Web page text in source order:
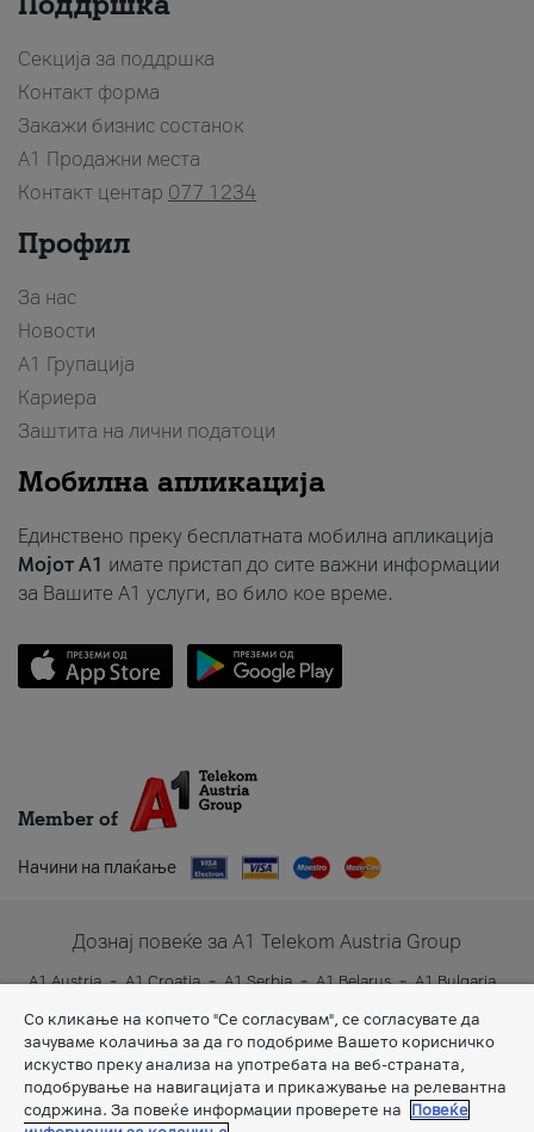
Секција за поддршка
Контакт форма
Закажи бизнис состанок
A1 Продажни места
Контакт центар 077 1234
Профил
За нас
Новости
А1 Групација
Кариера
Заштита на лични податоци
Мобилна апликација
Единствено преку бесплатната мобилна апликација
Мојот A1 имате пристап до сите важни информации
за Вашите A1 услуги, во било кое време.
Member of
Начини на плаќање
Дознај повеќе за A1 Telekom Austria Group
A1 Austria A1 Croatia A1 Serbia A1 Belarus
A1 Bulgaria
Со кликање на копчето "Се согласувам", се согласувате да
зачуваме колачиња за да го подобриме Вашето корисничко
искуство преку анализа на употребата на веб-страната,
подобрување на навигацијата и прикажување на релевантна
содржина. За повеќе информации проверете на
Повеќе